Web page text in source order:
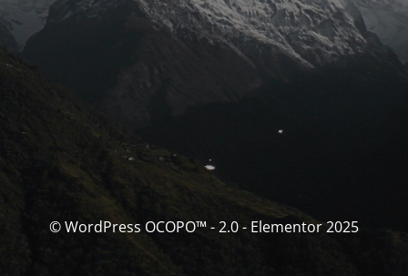
© WordPress OCOPO™ - 2.0 - Elementor 2025